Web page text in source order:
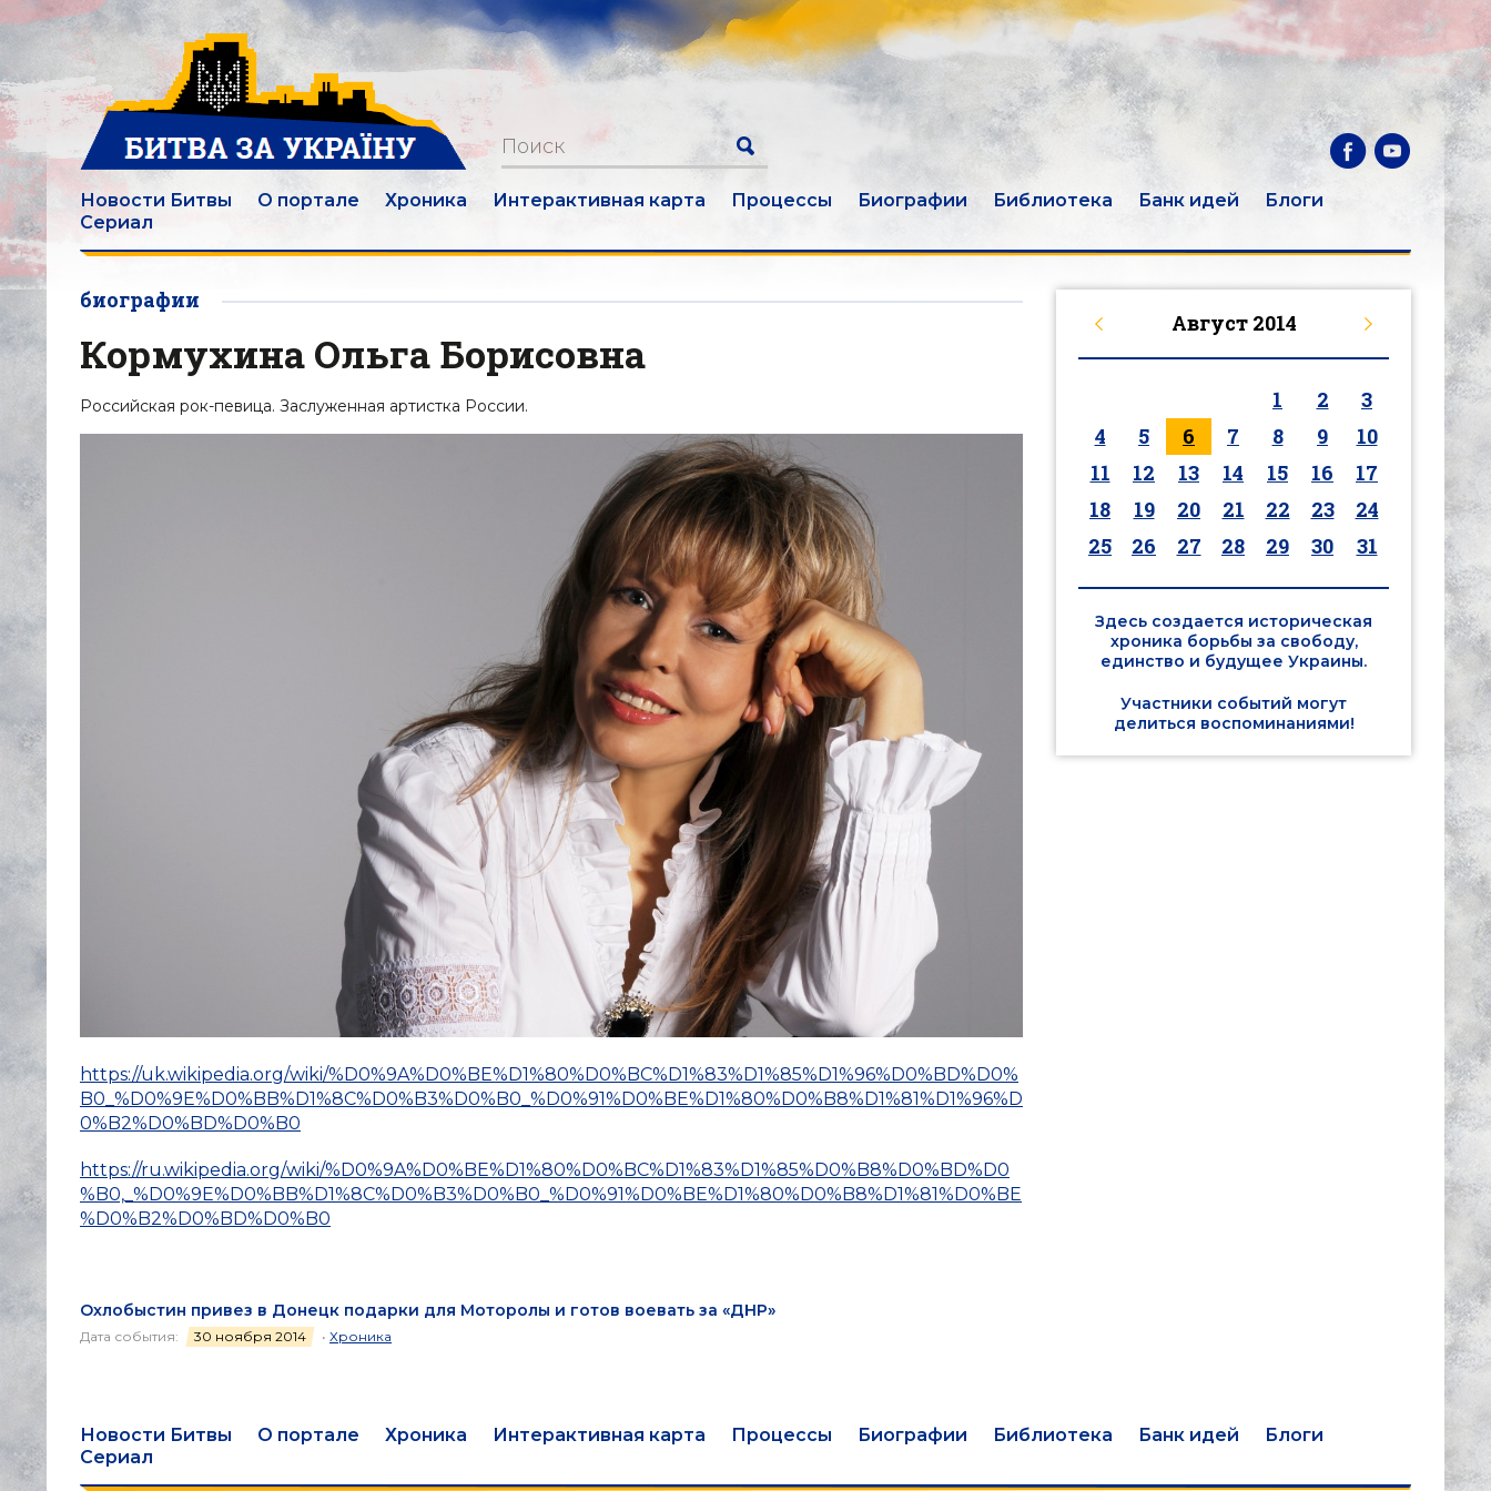
Новости Битвы О портале Хроника Интерактивная карта Процессы Биографии Библиотека Банк идей
Блоги
Сериал
биографии
Кормухина Ольга Борисовна
Российская рок-певица. Заслуженная артистка России.
https://uk.wikipedia.org/wiki/%D0%9A%D0%BE%D1%80%D0%BC%D1%83%D1%85%D1%96%D0%BD%D0%
B0_%D0%9E%D0%BB%D1%8C%D0%B3%D0%B0_%D0%91%D0%BE%D1%80%D0%B8%D1%81%D1%96%D
0%B2%D0%BD%D0%B0
https://ru.wikipedia.org/wiki/%D0%9A%D0%BE%D1%80%D0%BC%D1%83%D1%85%D0%B8%D0%BD%D0
%B0,_%D0%9E%D0%BB%D1%8C%D0%B3%D0%B0_%D0%91%D0%BE%D1%80%D0%B8%D1%81%D0%BE
%D0%B2%D0%BD%D0%B0
Охлобыстин привез в Донецк подарки для Моторолы и готов воевать за «ДНР»
Дата события: 30 ноября 2014 • Хроника
Август 2014
1 2
3
4
5 6 7 8 9
10
11
12 13 14 15 16
17
18
19 20 21 22 23
24
25
26 27 28 29 30 31
Здесь создается историческая
хроника борьбы за свободу,
единство и будущее Украины.
Участники событий могут
делиться воспоминаниями!
Новости Битвы О портале Хроника Интерактивная карта Процессы Биографии Библиотека Банк идей
Блоги
Сериал